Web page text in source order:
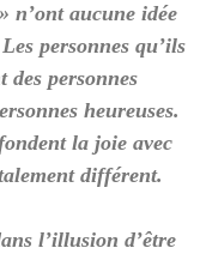
n’ont aucune idée
personnes qu’ils
des personnes
heureuses.
la joie avec
différent.
l’illusion d’être